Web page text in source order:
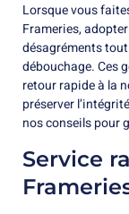
Lorsque vous
Frameries,
désagréments
débouchage. Ces
retour rapide à la
préserver
nos conseils pour
Service